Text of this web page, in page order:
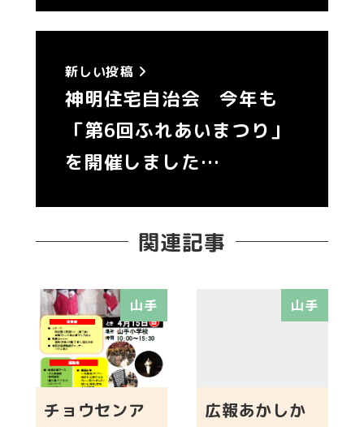
新しい投稿
神明住宅自治会 今年も
「第6回ふれあいまつり」
を開催しました…
関連記事
山手
チョウセンア
山手
広報あかしか